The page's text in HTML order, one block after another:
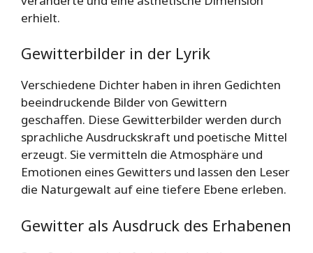
erhielt.
Gewitterbilder in der Lyrik
Verschiedene Dichter haben in ihren Gedichten
beeindruckende Bilder von Gewittern
geschaffen. Diese Gewitterbilder werden durch
sprachliche Ausdruckskraft und poetische Mittel
erzeugt. Sie vermitteln die Atmosphäre und
Emotionen eines Gewitters und lassen den Leser
die Naturgewalt auf eine tiefere Ebene erleben.
Gewitter als Ausdruck des Erhabenen